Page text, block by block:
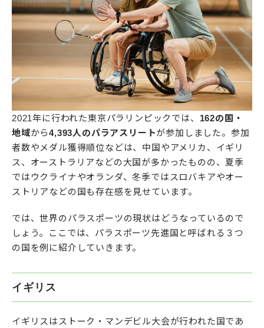
2021年に行われた東京パラリンピックでは、 162の国・
地域から4,393人のパラアスリートが参加しました。参加
者数やメダル獲得順位などは、中国やアメリカ、イギリ
ス、オーストラリアなどの大国が多かったものの、夏季
ではウクライナやオランダ、冬季ではスロバキアやオー
ストリアなどの国も存在感を見せています。
では、世界のパラスポーツの現状はどうなっているので
しょう。ここでは、パラスポーツ先進国と呼ばれる３つ
の国を例に紹介していきます。
イギリス
イギリスはストーク・マンデビル大会が行われた国であ